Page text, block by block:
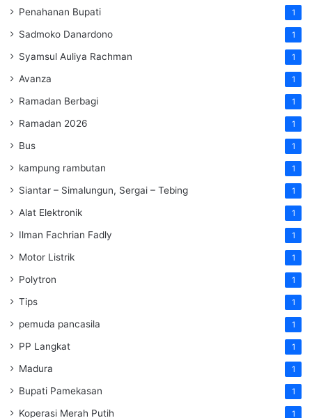
Penahanan Bupati 1
Sadmoko Danardono 1
Syamsul Auliya Rachman 1
Avanza 1
Ramadan Berbagi 1
Ramadan 2026 1
Bus 1
kampung rambutan 1
Siantar – Simalungun, Sergai – Tebing 1
Alat Elektronik 1
Ilman Fachrian Fadly 1
Motor Listrik 1
Polytron 1
Tips 1
pemuda pancasila 1
PP Langkat 1
Madura 1
Bupati Pamekasan 1
Koperasi Merah Putih 1